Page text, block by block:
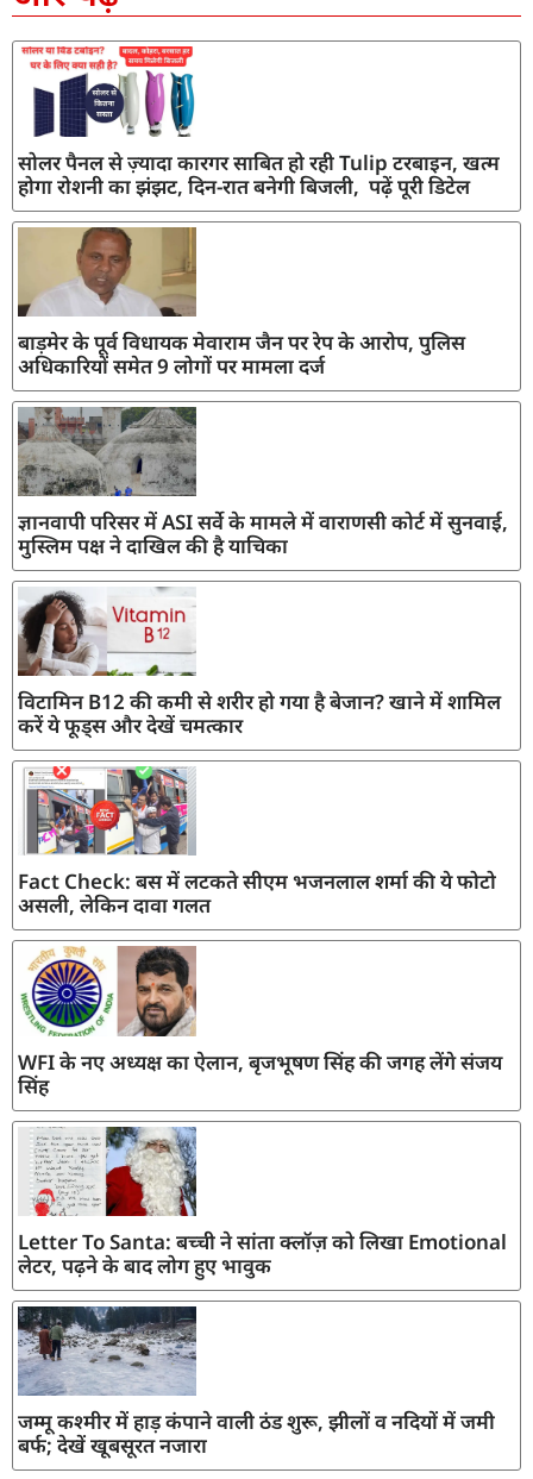
सोलर पैनल से ज़्यादा कारगर साबित हो रही Tulip टरबाइन, खत्म
होगा रोशनी का झंझट, दिन-रात बनेगी बिजली, पढ़ें पूरी डिटेल
बाड़मेर के पूर्व विधायक मेवाराम जैन पर रेप के आरोप, पुलिस
अधिकारियों समेत 9 लोगों पर मामला दर्ज
ज्ञानवापी परिसर में ASI सर्वे के मामले में वाराणसी कोर्ट में सुनवाई,
मुस्लिम पक्ष ने दाखिल की है याचिका
विटामिन B12 की कमी से शरीर हो गया है बेजान? खाने में शामिल
करें ये फूड्स और देखें चमत्कार
Fact Check: बस में लटकते सीएम भजनलाल शर्मा की ये फोटो
असली, लेकिन दावा गलत
WFI के नए अध्यक्ष का ऐलान, बृजभूषण सिंह की जगह लेंगे संजय
सिंह
Letter To Santa: बच्ची ने सांता क्लॉज़ को लिखा Emotional
लेटर, पढ़ने के बाद लोग हुए भावुक
जम्मू कश्मीर में हाड़ कंपाने वाली ठंड शुरू, झीलों व नदियों में जमी
बर्फ; देखें खूबसूरत नजारा